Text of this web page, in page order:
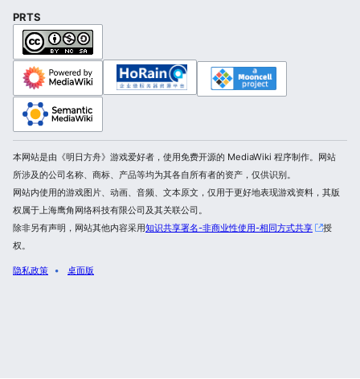
PRTS
本网站是由《明日方舟》游戏爱好者，使用免费开源的 MediaWiki 程序制作。网站
所涉及的公司名称、商标、产品等均为其各自所有者的资产，仅供识别。
网站内使用的游戏图片、动画、音频、文本原文，仅用于更好地表现游戏资料，其版
权属于上海鹰角网络科技有限公司及其关联公司。
除非另有声明，网站其他内容采用知识共享署名-非商业性使用-相同方式共享
授
权。
隐私政策 桌面版